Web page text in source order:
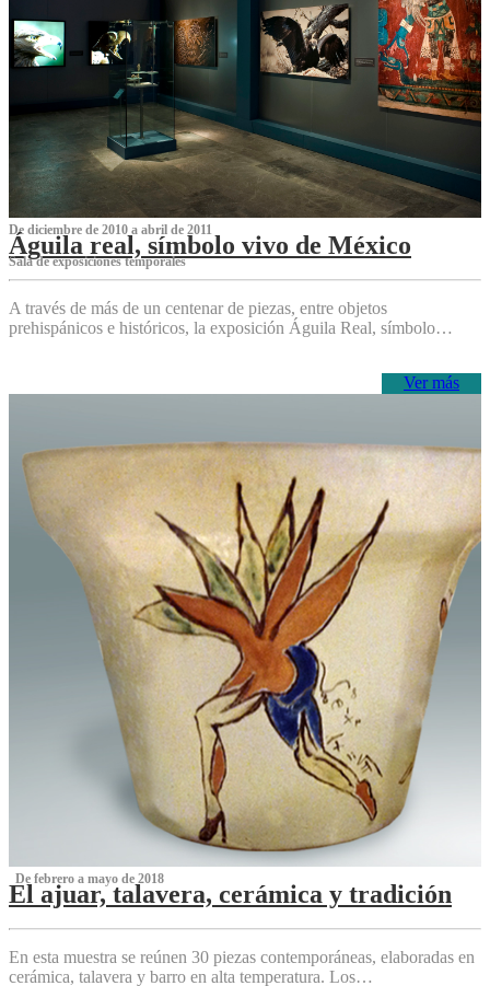
De diciembre de 2010 a abril de 2011
Águila real, símbolo vivo de México
Sala de exposiciones temporales
A través de más de un centenar de piezas, entre objetos
prehispánicos e históricos, la exposición Águila Real, símbolo…
Ver más
‌ De febrero a mayo de 2018
El ajuar, talavera, cerámica y tradición
‌
En esta muestra se reúnen 30 piezas contemporáneas, elaboradas en
cerámica, talavera y barro en alta temperatura. Los…